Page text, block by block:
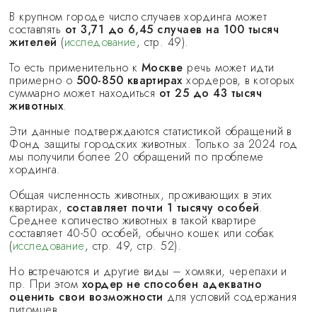
В крупном городе число случаев хординга может
составлять от 3,71 до 6,45 случаев на 100 тысяч
жителей (исследование, стр. 49).
То есть применительно к Москве речь может идти
примерно о 500-850 квартираххордеров, в которых
суммарно может находиться от 25 до 43 тысяч
животных.
Эти данные подтверждаются статистикой обращений в
Фонд защиты городских животных. Только за 2024 год
мы получили более 20 обращений по проблеме
хординга.
Общая численность животных, проживающих в этих
квартирах, составляет почти 1 тысячу особей.
Среднее количество животных в такой квартире
составляет 40-50 особей, обычно кошек или собак
(исследование, стр. 49, стр. 52).
Но встречаются и другие виды – хомяки, черепахи и
пр. При этом хордер не способен адекватно
оценить свои возможности для условий содержания